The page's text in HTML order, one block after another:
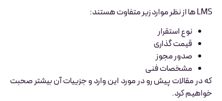
LMS ها از نظر موارد زیر متفاوت هستند:
نوع استقرار
قیمت گذاری
صدور مجوز
مشخصات فنی
که در مقالات پیش رو در مورد این وارد و جزییات آن بیشتر صحبت
خواهیم کرد.